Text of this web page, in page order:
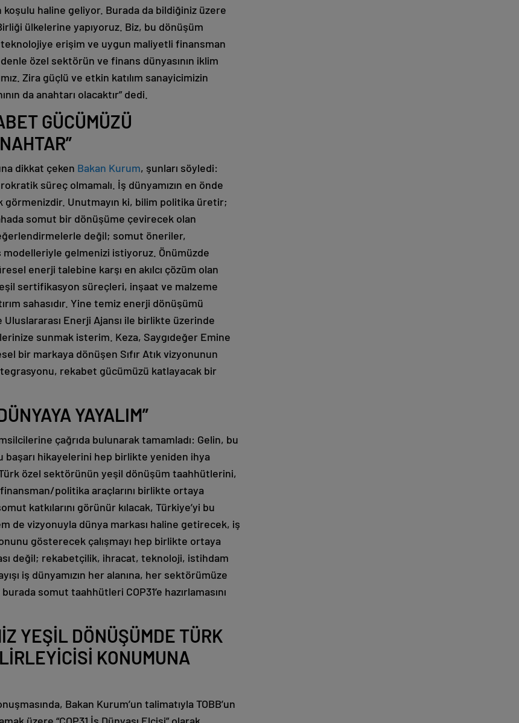
koşulu haline geliyor. Burada da bildiğiniz üzere
ülkelerine yapıyoruz. Biz, bu dönüşüm
teknolojiye erişim ve uygun maliyetli finansman
özel sektörün ve finans dünyasının iklim
Zira güçlü ve etkin katılım sanayicimizin
da anahtarı olacaktır” dedi.
GÜCÜMÜZÜ
dikkat çeken Bakan Kurum, şunları söyledi:
süreç olmamalı. İş dünyamızın en önde
Unutmayın ki, bilim politika üretir;
somut bir dönüşüme çevirecek olan
değil; somut öneriler,
gelmenizi istiyoruz. Önümüzde
enerji talebine karşı en akılcı çözüm olan
sertifikasyon süreçleri, inşaat ve malzeme
sahasıdır. Yine temiz enerji dönüşümü
Uluslararası Enerji Ajansı ile birlikte üzerinde
sunmak isterim. Keza, Saygıdeğer Emine
bir markaya dönüşen Sıfır Atık vizyonunun
rekabet gücümüzü katlayacak bir
YAYALIM”
çağrıda bulunarak tamamladı: Gelin, bu
başarı hikayelerini hep birlikte yeniden ihya
Türk özel sektörünün yeşil dönüşüm taahhütlerini,
politika araçlarını birlikte ortaya
katkılarını görünür kılacak, Türkiye’yi bu
de vizyonuyla dünya markası haline getirecek, iş
gösterecek çalışmayı hep birlikte ortaya
değil; rekabetçilik, ihracat, teknoloji, istihdam
iş dünyamızın her alanına, her sektörümüze
somut taahhütleri COP31’e hazırlamasını
YEŞİL DÖNÜŞÜMDE TÜRK
KONUMUNA
Bakan Kurum’un talimatıyla TOBB’un